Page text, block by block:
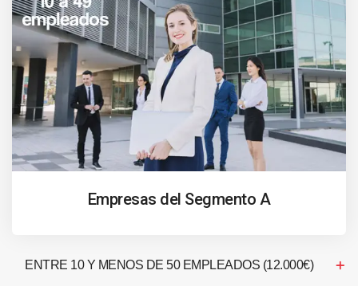
Empresas del Segmento A
ENTRE 10 Y MENOS DE 50 EMPLEADOS (12.000€)